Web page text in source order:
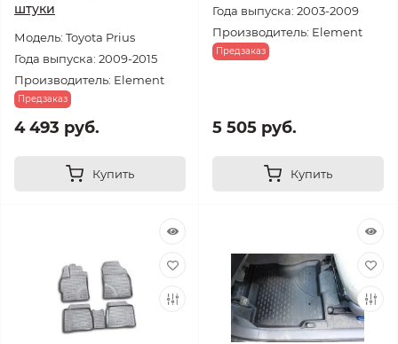
штуки
Модель: Toyota Prius
Года выпуска: 2009-2015
Производитель: Element
Предзаказ
4 493 руб.
Купить
Года выпуска: 2003-2009
Производитель: Element
Предзаказ
5 505 руб.
Купить